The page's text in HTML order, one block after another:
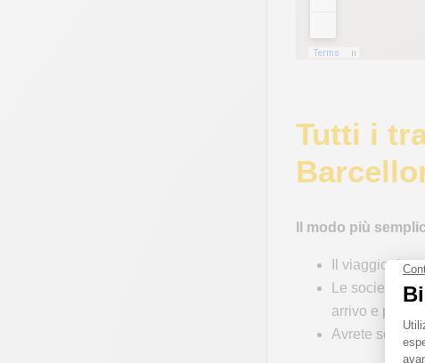
Tutti i
Il modo più
Il viaggio
Le società di
arrivo e
Avrete